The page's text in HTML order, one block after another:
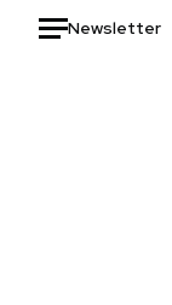
Newsletter